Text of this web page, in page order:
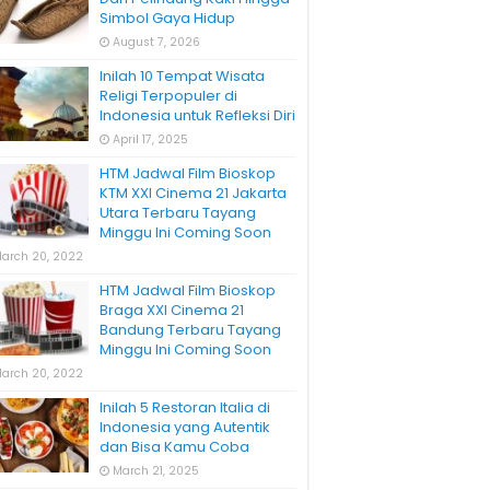
Simbol Gaya Hidup
August 7, 2026
Inilah 10 Tempat Wisata
Religi Terpopuler di
Indonesia untuk Refleksi Diri
April 17, 2025
HTM Jadwal Film Bioskop
KTM XXI Cinema 21 Jakarta
Utara Terbaru Tayang
Minggu Ini Coming Soon
20, 2022
HTM Jadwal Film Bioskop
Braga XXI Cinema 21
Bandung Terbaru Tayang
Minggu Ini Coming Soon
20, 2022
Inilah 5 Restoran Italia di
Indonesia yang Autentik
dan Bisa Kamu Coba
March 21, 2025